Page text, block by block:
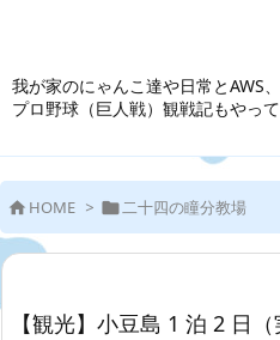
我が家のにゃんこ達や日常とAWS
プロ野球（巨人戦）観戦記もやって
 HOME > 二十四の瞳分教場
【観光】小豆島 1 泊 2 日